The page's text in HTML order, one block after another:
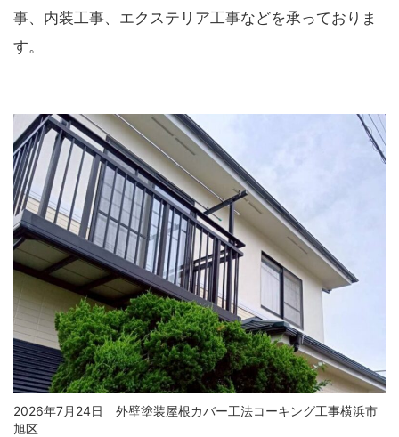
事、内装工事、エクステリア工事などを承っておりま
す。
2026年7月24日
外壁塗装屋根カバー工法コーキング工事横浜市
旭区